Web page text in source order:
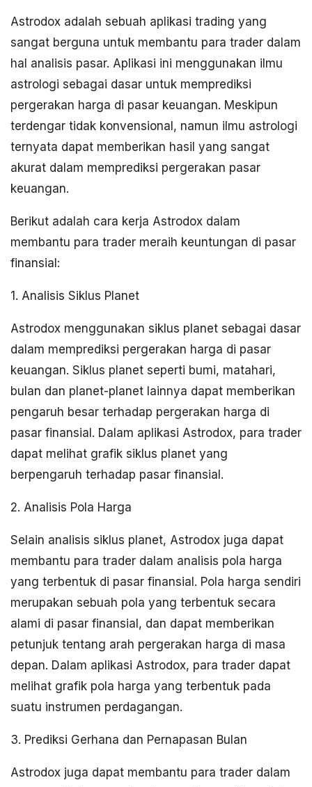
Astrodox adalah sebuah aplikasi trading yang
sangat berguna untuk membantu para trader dalam
hal analisis pasar. Aplikasi ini menggunakan ilmu
astrologi sebagai dasar untuk memprediksi
pergerakan harga di pasar keuangan. Meskipun
terdengar tidak konvensional, namun ilmu astrologi
ternyata dapat memberikan hasil yang sangat
akurat dalam memprediksi pergerakan pasar
keuangan.
Berikut adalah cara kerja Astrodox dalam
membantu para trader meraih keuntungan di pasar
finansial:
1. Analisis Siklus Planet
Astrodox menggunakan siklus planet sebagai dasar
dalam memprediksi pergerakan harga di pasar
keuangan. Siklus planet seperti bumi, matahari,
bulan dan planet-planet lainnya dapat memberikan
pengaruh besar terhadap pergerakan harga di
pasar finansial. Dalam aplikasi Astrodox, para trader
dapat melihat grafik siklus planet yang
berpengaruh terhadap pasar finansial.
2. Analisis Pola Harga
Selain analisis siklus planet, Astrodox juga dapat
membantu para trader dalam analisis pola harga
yang terbentuk di pasar finansial. Pola harga sendiri
merupakan sebuah pola yang terbentuk secara
alami di pasar finansial, dan dapat memberikan
petunjuk tentang arah pergerakan harga di masa
depan. Dalam aplikasi Astrodox, para trader dapat
melihat grafik pola harga yang terbentuk pada
suatu instrumen perdagangan.
3. Prediksi Gerhana dan Pernapasan Bulan
Astrodox juga dapat membantu para trader dalam